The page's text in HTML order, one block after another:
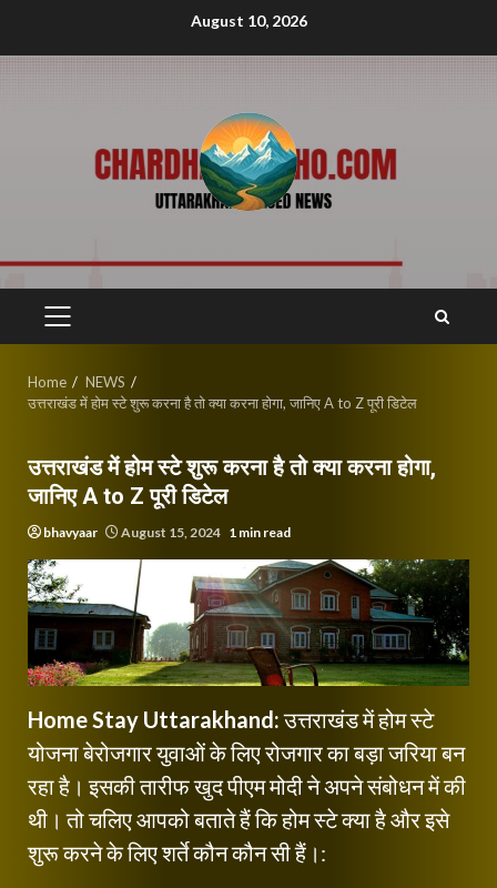
August 10, 2026
PRIMARY
Home
NEWS
उत्तराखंड में होम स्टे शुरू करना है तो क्या करना होगा, जानिए A to Z पूरी डिटेल
उत्तराखंड में होम स्टे शुरू करना है तो क्या करना होगा,
जानिए A to Z पूरी डिटेल
bhavyaar August 15, 2024 1 min read
Home Stay Uttarakhand:उत्तराखंड में होम स्टे
योजना बेरोजगार युवाओं के लिए रोजगार का बड़ा जरिया बन
रहा है। इसकी तारीफ खुद पीएम मोदी ने अपने संबोधन में की
थी। तो चलिए आपको बताते हैं कि होम स्टे क्या है और इसे
शुरू करने के लिए शर्ते कौन कौन सी हैं।: